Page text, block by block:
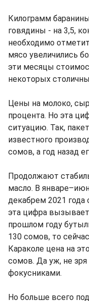
Килограмм
говядины - на 3,5,
необходимо
мясо увеличились
эти месяцы
некоторых
Цены на молоко,
процента. Но эта
ситуацию. Так,
известного
сомов, а год назад
Продолжают
масло. В
декабрем 2021 года
эта цифра
прошлом году
130 сомов, то
Караколе цена на
сомов. Да уж, не
фокусниками.
Но больше всего